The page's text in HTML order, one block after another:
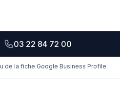
03 22 84 72 00
de la fiche Google Business Profile.